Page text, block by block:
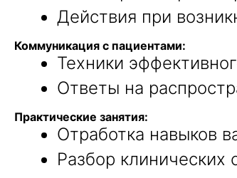
Действия при
Коммуникация с пациентами:
Техники
Ответы на
Практические занятия:
Отработка навыков
Разбор клинических